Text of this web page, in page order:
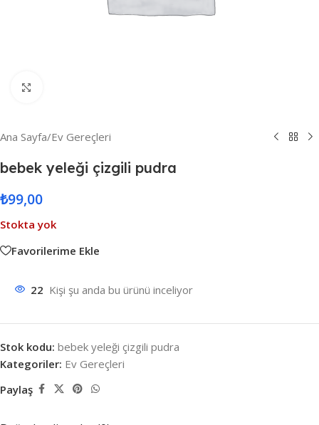
Ana Sayfa/Ev Gereçleri
bebek yeleği çizgili pudra
₺99,00
Stokta yok
Favorilerime Ekle
22 Kişi şu anda bu ürünü inceliyor
Stok kodu: bebek yeleği çizgili pudra
Kategoriler: Ev Gereçleri
Paylaş